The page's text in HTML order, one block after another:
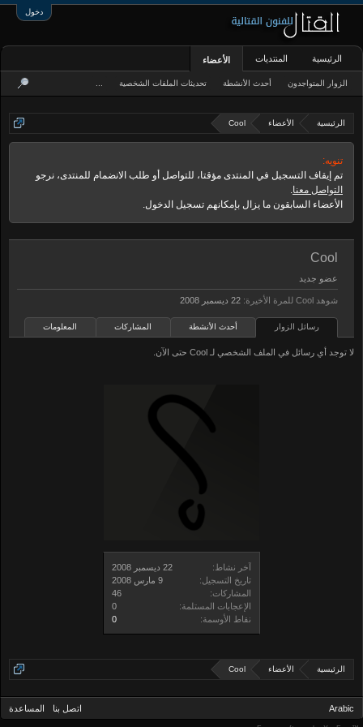
دخول
الرئيسية الأعضاء Cool
تنويه:
تم إيقاف التسجيل في المنتدى مؤقتا، للتواصل أو طلب الانضمام للمنتدى، نرجو
التواصل معنا.
الأعضاء السابقون ما يزال بإمكانهم تسجيل الدخول.
آخر نشاط:
تاريخ التسجيل:
المشاركات:
46
الإعجابات المستلمة:
0
نقاط الأوسمة:
0
Cool
عضو جديد
شوهد Cool للمرة الأخيرة:
رسائل الزوار أحدث الأنشطة المشاركات المعلومات
لا توجد أي رسائل في الملف الشخصي لـ Cool حتى الآن.
الرئيسية الأعضاء Cool
الرئيسية المنتديات الأعضاء
الزوار المتواجدون أحدث الأنشطة تحديثات الملفات الشخصية
Arabic اتصل بنا المساعدة